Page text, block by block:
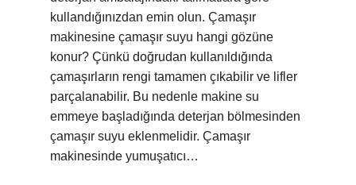
kullandığınızdan emin olun. Çamaşır
makinesine çamaşır suyu hangi gözüne
konur? Çünkü doğrudan kullanıldığında
çamaşırların rengi tamamen çıkabilir ve lifler
parçalanabilir. Bu nedenle makine su
emmeye başladığında deterjan bölmesinden
çamaşır suyu eklenmelidir. Çamaşır
makinesinde yumuşatıcı…